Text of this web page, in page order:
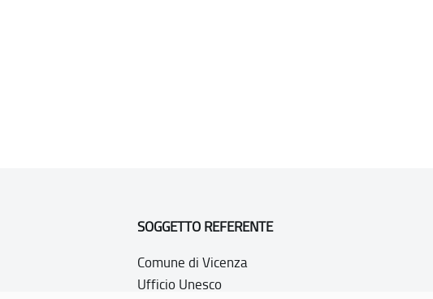
SOGGETTO REFERENTE
Comune di Vicenza
Ufficio Unesco